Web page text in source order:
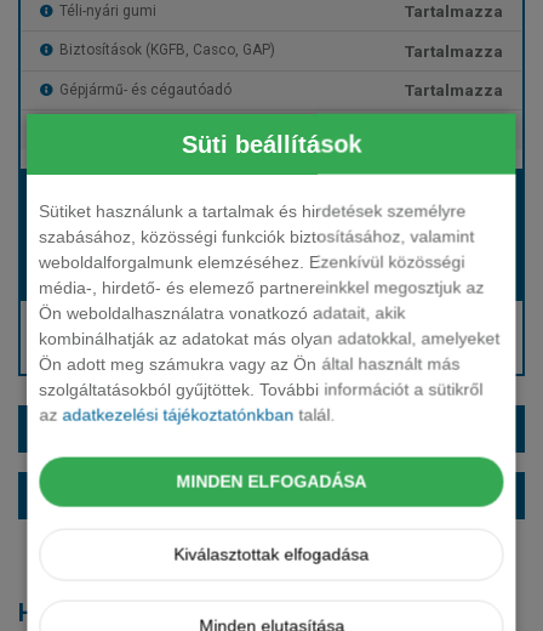
Süti beállítások
Sütiket használunk a tartalmak és hirdetések személyre
szabásához, közösségi funkciók biztosításához, valamint
weboldalforgalmunk elemzéséhez. Ezenkívül közösségi
média-, hirdető- és elemező partnereinkkel megosztjuk az
Ön weboldalhasználatra vonatkozó adatait, akik
kombinálhatják az adatokat más olyan adatokkal, amelyeket
Ön adott meg számukra vagy az Ön által használt más
szolgáltatásokból gyűjtöttek. További információt a sütikről
azadatkezelési tájékoztatónkban talál.
MINDEN ELFOGADÁSA
Kiválasztottak elfogadása
Minden elutasítása
Téli-nyári gumi Tartalmazza
Biztosítások (KGFB, Casco, GAP) Tartalmazza
Gépjármű- és cégautóadó Tartalmazza
Hívjon bennünket!
Induló bérleti díj: Hívjon bennünket!
Hívjon: +36 1 888 0088
Kérjen visszahívást!
EXTRÁK ÉS SZÍNEK
ALAPFELSZERELTSÉG
Hasonló modellek